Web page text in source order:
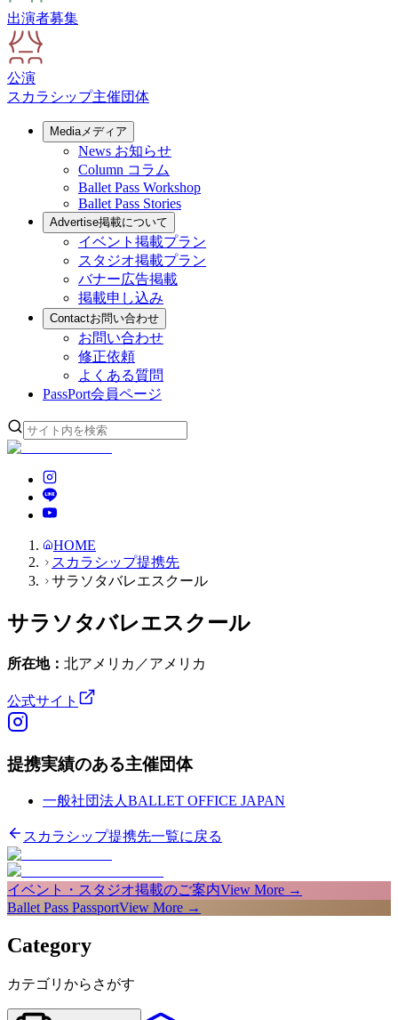
出演者募集
公演
スカラシップ主催団体
Mediaメディア
News お知らせ
Column コラム
Ballet Pass Workshop
Ballet Pass Stories
Advertise掲載について
イベント掲載プラン
スタジオ掲載プラン
バナー広告掲載
掲載申し込み
Contactお問い合わせ
お問い合わせ
修正依頼
よくある質問
PassPort会員ページ
HOME
スカラシップ提携先
サラソタバレエスクール
サラソタバレエスクール
所在地： 北アメリカ／アメリカ
公式サイト
提携実績のある主催団体
一般社団法人BALLET OFFICE JAPAN
スカラシップ提携先一覧に戻る
イベント・スタジオ掲載のご案内View More →
Ballet Pass PassportView More →
Category
カテゴリからさがす